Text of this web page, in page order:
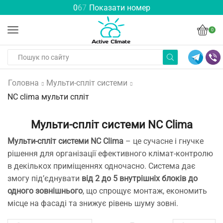
067 Показати номер
0
Головна
Мульти-спліт системи
NC clima мульти спліт
Мульти-спліт системи NC Clima
Мульти-спліт системи NC Clima – це сучасне і гнучке
рішення для організації ефективного клімат-контролю
в декількох приміщеннях одночасно. Система дає
змогу під’єднувати від 2 до 5 внутрішніх блоків до
одного зовнішнього, що спрощує монтаж, економить
місце на фасаді та знижує рівень шуму зовні.